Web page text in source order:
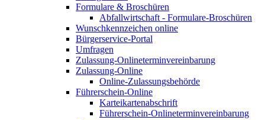
Formulare & Broschüren
Abfallwirtschaft - Formulare-Broschüren
Wunschkennzeichen online
Bürgerservice-Portal
Umfragen
Zulassung-Onlineterminvereinbarung
Zulassung-Online
Online-Zulassungsbehörde
Führerschein-Online
Karteikartenabschrift
Führerschein-Onlineterminvereinbarung